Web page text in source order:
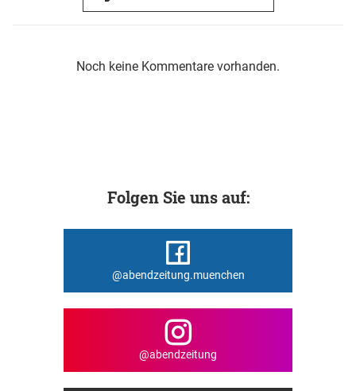
Noch keine Kommentare vorhanden.
Folgen Sie uns auf:
@abendzeitung.muenchen
@abendzeitung